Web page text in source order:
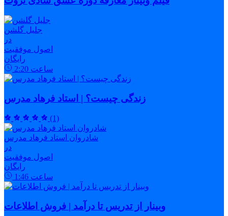
جلیل گلشن
در
اصول موفقیت
رایگان
2:20 ساعت
زندگی چیست؟ | استاد فرهاد مدرس
(1)
شادروان استاد فرهاد مدرس
در
اصول موفقیت
رایگان
1:46 ساعت
وبینار از تدریس تا درآمد | فروش اطلاعات